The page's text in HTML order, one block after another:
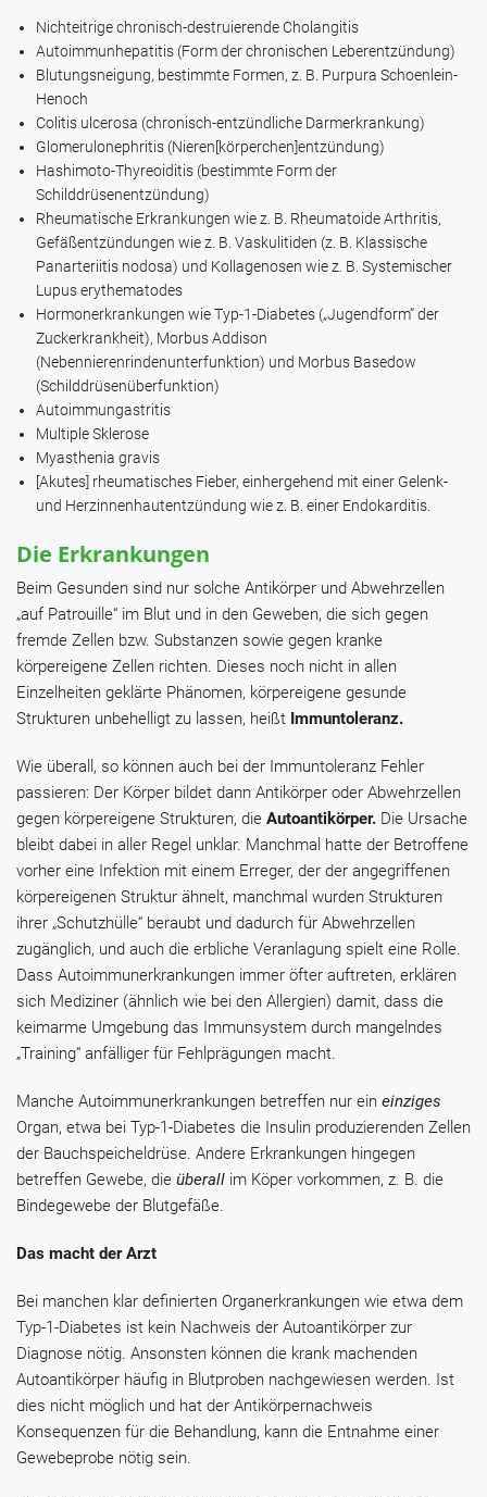
Nichteitrige chronisch-destruierende Cholangitis
Autoimmunhepatitis (Form der chronischen Leberentzündung)
Blutungsneigung, bestimmte Formen, z. B. Purpura Schoenlein-
Henoch
Colitis ulcerosa (chronisch-entzündliche Darmerkrankung)
Glomerulonephritis (Nieren[körperchen]entzündung)
Hashimoto-Thyreoiditis (bestimmte Form der
Schilddrüsenentzündung)
Rheumatische Erkrankungen wie z. B. Rheumatoide Arthritis,
Gefäßentzündungen wie z. B. Vaskulitiden (z. B. Klassische
Panarteriitis nodosa) und Kollagenosen wie z. B. Systemischer
Lupus erythematodes
Hormonerkrankungen wie Typ-1-Diabetes („Jugendform“ der
Zuckerkrankheit), Morbus Addison
(Nebennierenrindenunterfunktion) und Morbus Basedow
(Schilddrüsenüberfunktion)
Autoimmungastritis
Multiple Sklerose
Myasthenia gravis
[Akutes] rheumatisches Fieber, einhergehend mit einer Gelenk-
und Herzinnenhautentzündung wie z. B. einer Endokarditis.
Die Erkrankungen
Beim Gesunden sind nur solche Antikörper und Abwehrzellen
„auf Patrouille“ im Blut und in den Geweben, die sich gegen
fremde Zellen bzw. Substanzen sowie gegen kranke
körpereigene Zellen richten. Dieses noch nicht in allen
Einzelheiten geklärte Phänomen, körpereigene gesunde
Strukturen unbehelligt zu lassen, heißt Immuntoleranz.
Wie überall, so können auch bei der Immuntoleranz Fehler
passieren: Der Körper bildet dann Antikörper oder Abwehrzellen
gegen körpereigene Strukturen, die Autoantikörper. Die Ursache
bleibt dabei in aller Regel unklar. Manchmal hatte der Betroffene
vorher eine Infektion mit einem Erreger, der der angegriffenen
körpereigenen Struktur ähnelt, manchmal wurden Strukturen
ihrer „Schutzhülle“ beraubt und dadurch für Abwehrzellen
zugänglich, und auch die erbliche Veranlagung spielt eine Rolle.
Dass Autoimmunerkrankungen immer öfter auftreten, erklären
sich Mediziner (ähnlich wie bei den Allergien) damit, dass die
keimarme Umgebung das Immunsystem durch mangelndes
„Training“ anfälliger für Fehlprägungen macht.
Manche Autoimmunerkrankungen betreffen nur ein einziges
Organ, etwa bei Typ-1-Diabetes die Insulin produzierenden Zellen
der Bauchspeicheldrüse. Andere Erkrankungen hingegen
betreffen Gewebe, die überall im Köper vorkommen, z. B. die
Bindegewebe der Blutgefäße.
Das macht der Arzt
Bei manchen klar definierten Organerkrankungen wie etwa dem
Typ-1-Diabetes ist kein Nachweis der Autoantikörper zur
Diagnose nötig. Ansonsten können die krank machenden
Autoantikörper häufig in Blutproben nachgewiesen werden. Ist
dies nicht möglich und hat der Antikörpernachweis
Konsequenzen für die Behandlung, kann die Entnahme einer
Gewebeprobe nötig sein.